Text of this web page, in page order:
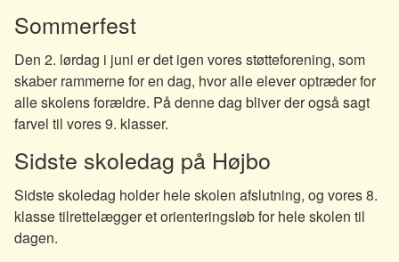
Sommerfest
Den 2. lørdag i juni er det igen vores støtteforening, som
skaber rammerne for en dag, hvor alle elever optræder for
alle skolens forældre. På denne dag bliver der også sagt
farvel til vores 9. klasser.
Sidste skoledag på Højbo
Sidste skoledag holder hele skolen afslutning, og vores 8.
klasse tilrettelægger et orienteringsløb for hele skolen til
dagen.